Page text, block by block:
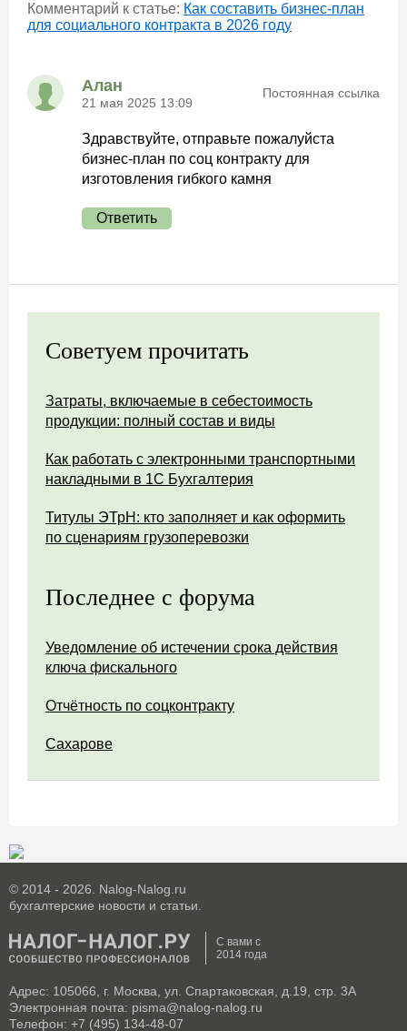
Комментарий к статье: Как составить бизнес-план
для социального контракта в 2026 году
Алан
21 мая 2025 13:09
Постоянная ссылка
Здравствуйте, отправьте пожалуйста
бизнес-план по соц контракту для
изготовления гибкого камня
Ответить
Советуем прочитать
Затраты, включаемые в себестоимость
продукции: полный состав и виды
Как работать с электронными транспортными
накладными в 1С Бухгалтерия
Титулы ЭТрН: кто заполняет и как оформить
по сценариям грузоперевозки
Последнее с форума
Уведомление об истечении срока действия
ключа фискального
Отчётность по соцконтракту
Сахарове
© 2014 - 2026. Nalog-Nalog.ru
бухгалтерские новости и статьи.
С вами с
2014 года
Адрес: 105066, г. Москва, ул. Спартаковская, д.19, стр. 3А
Электронная почта: pisma@nalog-nalog.ru
Телефон: +7 (495) 134-48-07